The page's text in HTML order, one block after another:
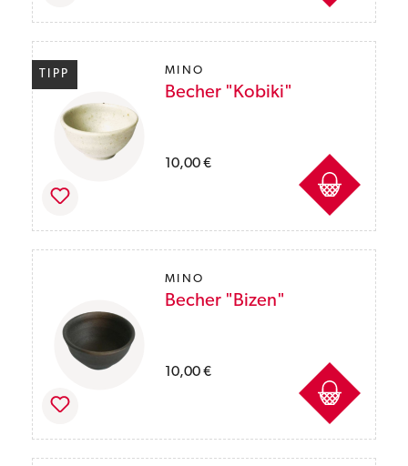
TIPP MINO
Becher "Kobiki"
10,00 €
Preise inkl. MwSt. des Lieferlandes zzgl.
MINO
Becher "Bizen"
10,00 €
Preise inkl. MwSt. des Lieferlandes zzgl.